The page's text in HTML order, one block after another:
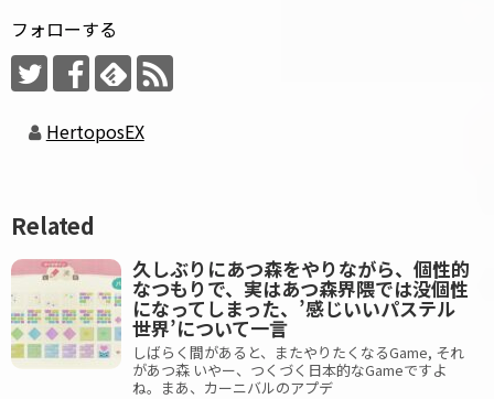
フォローする
HertoposEX
Related
久しぶりにあつ森をやりながら、個性的
なつもりで、実はあつ森界隈では没個性
になってしまった、’感じいいパステル
世界’について一言
しばらく間があると、またやりたくなるGame, それ
があつ森 いやー、つくづく日本的なGameですよ
ね。まあ、カーニバルのアプデ